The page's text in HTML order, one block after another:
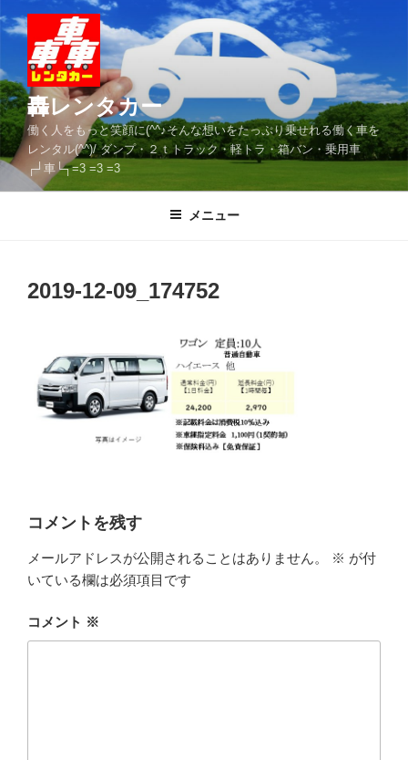
ン
ン
ツ
へ
ス
キ
轟レンタカー
働く人をもっと笑顔に(^^♪そんな想いをたっぷり乗せれる働く車を
レンタル(^^)/ ダンプ・２ｔトラック・軽トラ・箱バン・乗用車
┌┘車└┐=3 =3 =3
メニュー
2019-12-09_174752
コメントを残す
メールアドレスが公開されることはありません。 ※ が付
いている欄は必須項目です
コメント ※